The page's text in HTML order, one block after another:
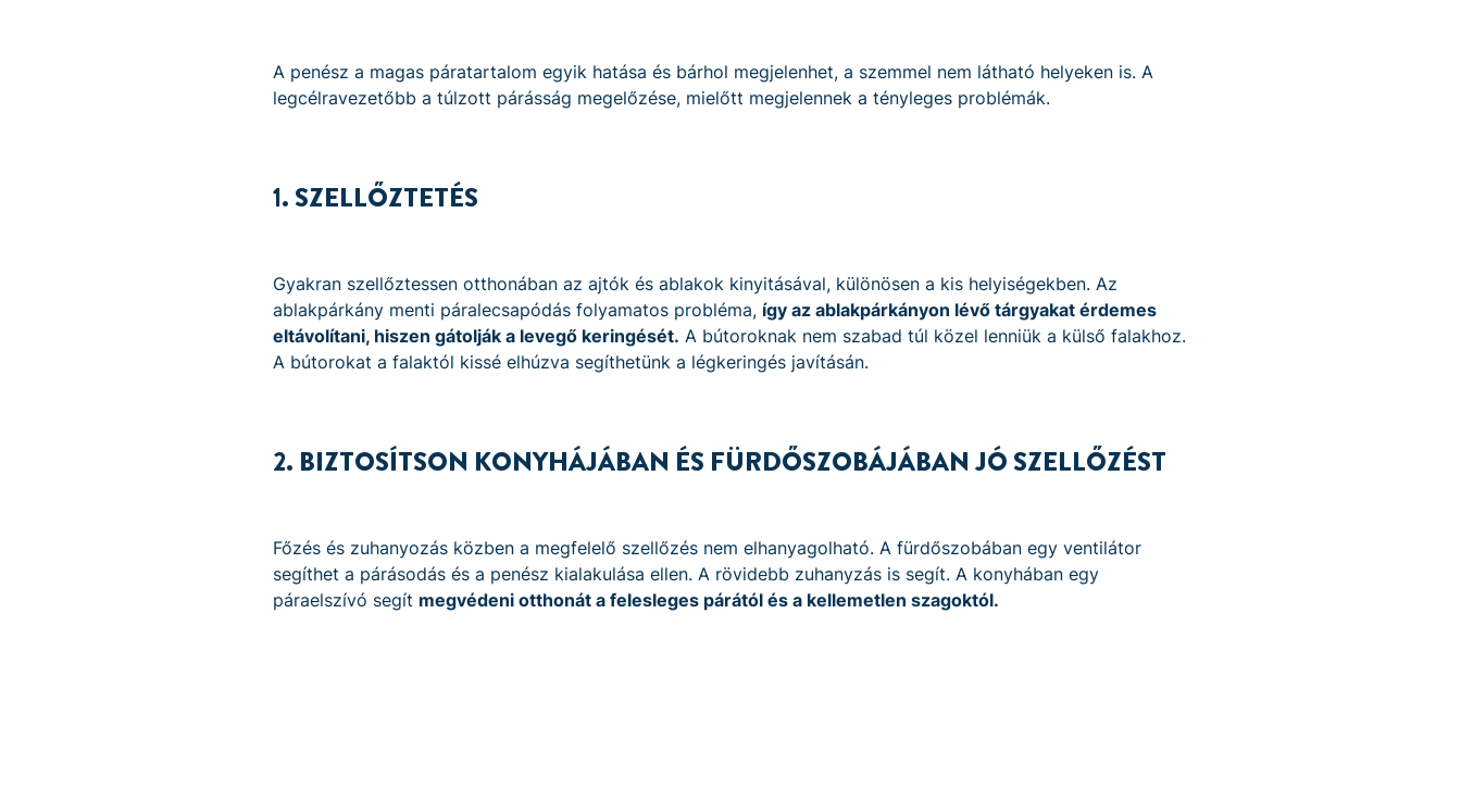
A penész a magas páratartalom egyik hatása és bárhol megjelenhet, a szemmel nem látható helyeken is. A
legcélravezetőbb a túlzott párásság megelőzése, mielőtt megjelennek a tényleges problémák.
1. SZELLŐZTETÉS
Gyakran szellőztessen otthonában az ajtók és ablakok kinyitásával, különösen a kis helyiségekben. Az
ablakpárkány menti páralecsapódás folyamatos probléma, így az ablakpárkányon lévő tárgyakat érdemes
eltávolítani, hiszen gátolják a levegő keringését. A bútoroknak nem szabad túl közel lenniük a külső falakhoz.
A bútorokat a falaktól kissé elhúzva segíthetünk a légkeringés javításán.
2. BIZTOSÍTSON KONYHÁJÁBAN ÉS FÜRDŐSZOBÁJÁBAN JÓ SZELLŐZÉST
Főzés és zuhanyozás közben a megfelelő szellőzés nem elhanyagolható. A fürdőszobában egy ventilátor
segíthet a párásodás és a penész kialakulása ellen. A rövidebb zuhanyzás is segít. A konyhában egy
páraelszívó segít megvédeni otthonát a felesleges párától és a kellemetlen szagoktól.